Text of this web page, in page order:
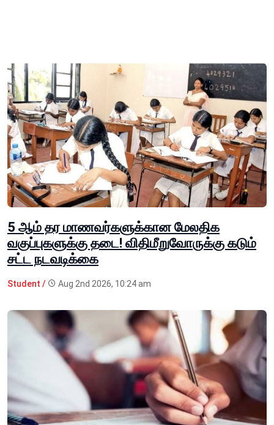
5 ஆம் தர மாணவர்களுக்கான மேலதிக
வகுப்புகளுக்கு தடை! விதிமீறுவோருக்கு கடும்
சட்ட நடவடிக்கை
Student / Aug 2nd 2026, 10:24 am